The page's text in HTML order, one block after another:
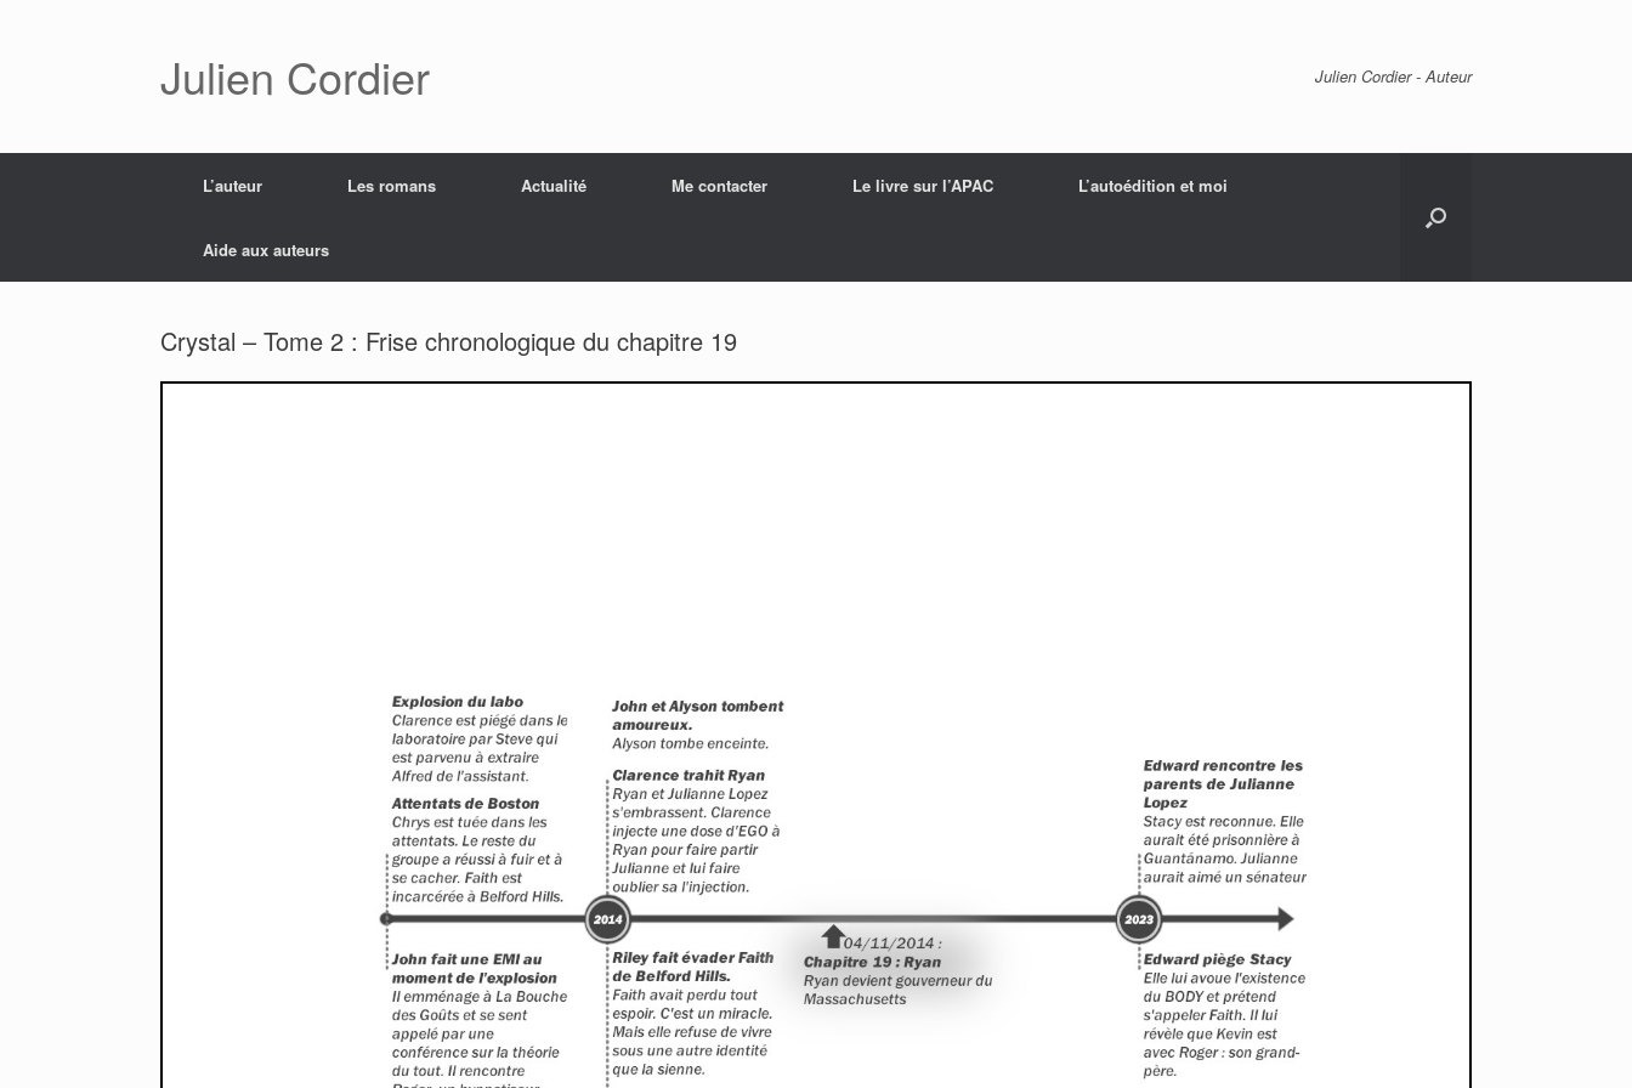
Julien Cordier Julien Cordier - Auteur
L’auteur Les romans Actualité Me contacter Le livre sur l’APAC L’autoédition et moi
Aide aux auteurs
Crystal – Tome 2 : Frise chronologique du chapitre 19